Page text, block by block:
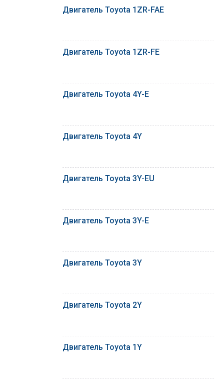
Двигатель Toyota 1ZR-FAE
Двигатель Toyota 1ZR-FE
Двигатель Toyota 4Y-E
Двигатель Toyota 4Y
Двигатель Toyota 3Y-EU
Двигатель Toyota 3Y-E
Двигатель Toyota 3Y
Двигатель Toyota 2Y
Двигатель Toyota 1Y